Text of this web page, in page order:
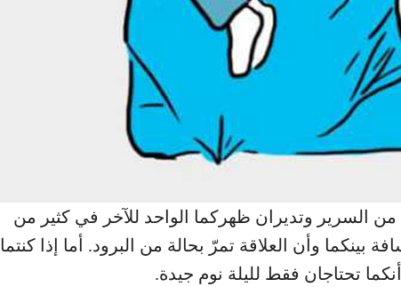
السرير وتديران ظهركما الواحد للآخر في كثير من
بينكما وأن العلاقة تمرّ بحالة من البرود. أما إذا كنتما
تحتاجان فقط لليلة نوم جيدة.